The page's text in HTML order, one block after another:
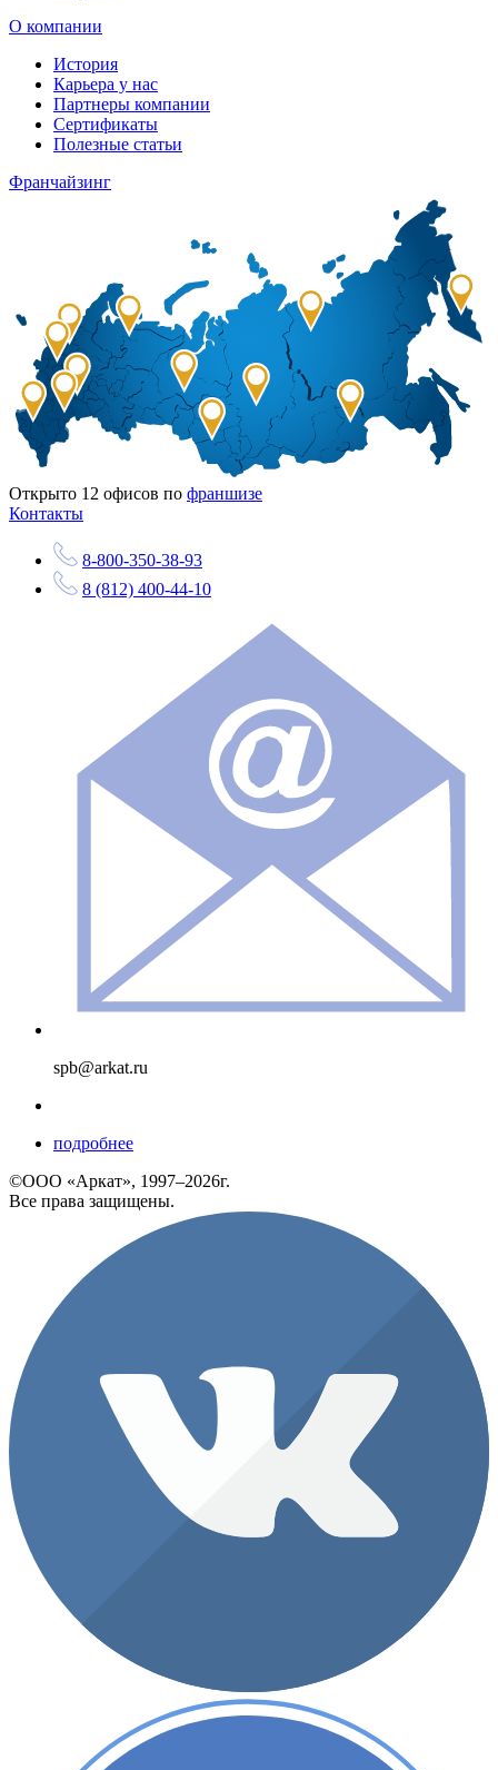
О компании
История
Карьера у нас
Партнеры компании
Сертификаты
Полезные статьи
Франчайзинг
Открыто 12 офисов по франшизе
Контакты
8-800-350-38-93
8 (812) 400-44-10
spb@arkat.ru
подробнее
©ООО «Аркат», 1997–2026г.
Все права защищены.